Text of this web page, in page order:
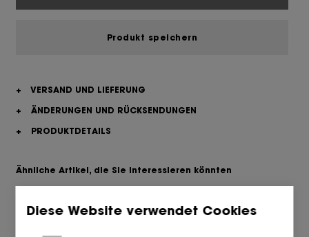
Produkt speichern
+
VERSAND UND LIEFERUNG
+
ÄNDERUNGEN UND RÜCKSENDUNGEN
+
PRODUKTDETAILS
Ähnliche Artikel, die Sie interessieren könnten
Diese Website verwendet Cookies